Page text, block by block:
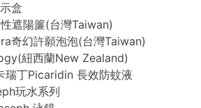
盒
遮陽簾(台灣Taiwan)
奇幻許願泡泡(台灣Taiwan)
紐西蘭New Zealand)
瑞丁Picaridin 長效防蚊液
玩水系列